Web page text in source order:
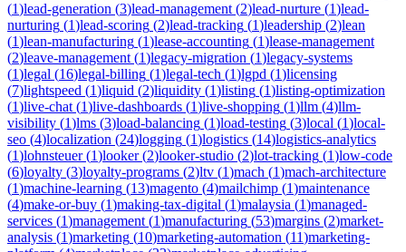
(1)lead-generation (3)lead-management (2)lead-nurture (1)lead-
nurturing (1)lead-scoring (2)lead-tracking (1)leadership (2)lean
(1)lean-manufacturing (1)lease-accounting (1)lease-management
(2)leave-management (1)legacy-migration (1)legacy-systems
(1)legal (16)legal-billing (1)legal-tech (1)lgpd (1)licensing
(7)lightspeed (1)liquid (2)liquidity (1)listing (1)listing-optimization
(1)live-chat (1)live-dashboards (1)live-shopping (1)llm (4)llm-
visibility (1)lms (3)load-balancing (1)load-testing (3)local (1)local-
seo (4)localization (24)logging (1)logistics (14)logistics-analytics
(1)lohnsteuer(1)looker(2)looker-studio (2)lot-tracking (1)low-code
(6)loyalty (3)loyalty-programs (2)ltv (1)mach (1)mach-architecture
(1)machine-learning (13)magento (4)mailchimp (1)maintenance
(4)make-or-buy (1)making-tax-digital (1)malaysia (1)managed-
services (1)management (1)manufacturing (53)margins (2)market-
analysis (1)marketing (10)marketing-automation (11)marketing-